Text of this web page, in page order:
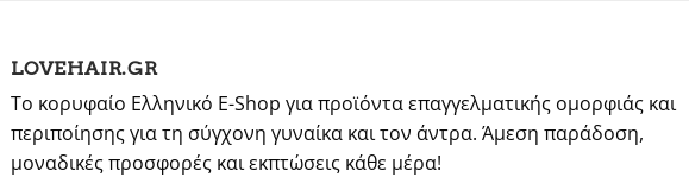
LOVEHAIR.GR
Το κορυφαίο Ελληνικό E-Shop για προϊόντα επαγγελματικής ομορφιάς και
περιποίησης για τη σύγχονη γυναίκα και τον άντρα. Άμεση παράδοση,
μοναδικές προσφορές και εκπτώσεις κάθε μέρα!